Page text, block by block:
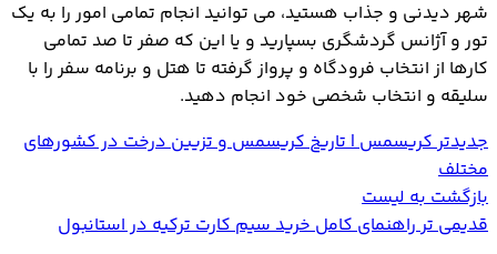
شهر دیدنی و جذاب هستید، می توانید انجام تمامی امور را به یک
تور و آژانس گردشگری بسپارید و یا این که صفر تا صد تمامی
کارها از انتخاب فرودگاه و پرواز گرفته تا هتل و برنامه سفر را با
سلیقه و انتخاب شخصی خود انجام دهید.
جدیدترکریسمس | تاریخ کریسمس و تزیین درخت در کشورهای
مختلف
بازگشت به لیست
قدیمی تر راهنمای کامل خرید سیم کارت ترکیه در استانبول